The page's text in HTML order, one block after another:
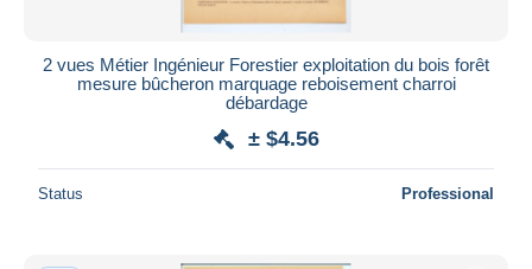
Closing in
From
2 vues Métier Ingénieur Forestier exploitation du bois forêt
mesure bûcheron marquage reboisement charroi
débardage
± $4.56
Status Professional